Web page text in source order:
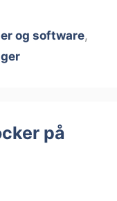
og software,
på